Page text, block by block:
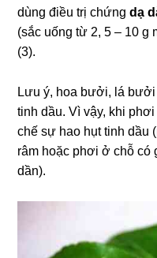
dùng điều trị chứngdạ
(sắc uống từ 2, 5 – 10 g
(3).
Lưu ý, hoa bưởi, lá
tinh dầu. Vì vậy, khi
chế sự hao hụt tinh dầu
râm hoặc phơi ở chỗ có
dần).